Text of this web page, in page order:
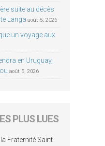
suite au décès
Langa août 5, 2026
un voyage aux
en Uruguay,
août 5, 2026
PLUS LUES
Fraternité Saint-